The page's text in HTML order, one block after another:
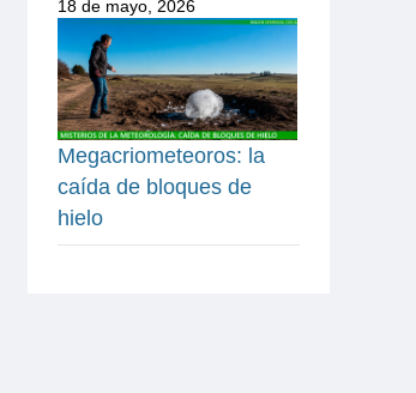
18 de mayo, 2026
Megacriometeoros: la
caída de bloques de
hielo